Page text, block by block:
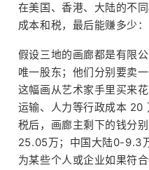
在美国、香港、大陆的不
成本和税，最后能赚多少：
假设三地的画廊都是有限
唯一股东；他们分别要卖
这幅画从艺术家手里买来
运输、人力等行政成本 20
税后，画廊主剩下的钱分
25.05万；中国大陆0-9.3
为某些个人或企业如果符